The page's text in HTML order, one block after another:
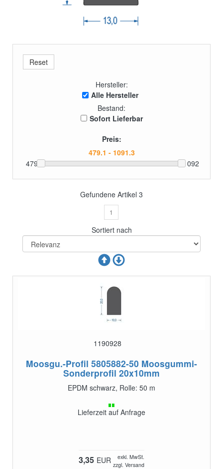
Hersteller:
Alle Hersteller
Bestand:
Sofort Lieferbar
Preis:
479 1092
Gefundene Artikel 3
1
Sortiert nach
1190928
Moosgu.-Profil 5805882-50 Moosgummi-
Sonderprofil 20x10mm
EPDM schwarz, Rolle: 50 m
Lieferzeit auf Anfrage
3,35 EUR
exkl. MwSt.
zzgl. Versand